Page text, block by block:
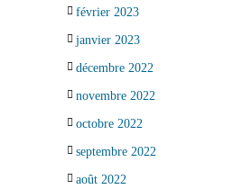
février 2023
janvier 2023
décembre 2022
novembre 2022
octobre 2022
septembre 2022
août 2022